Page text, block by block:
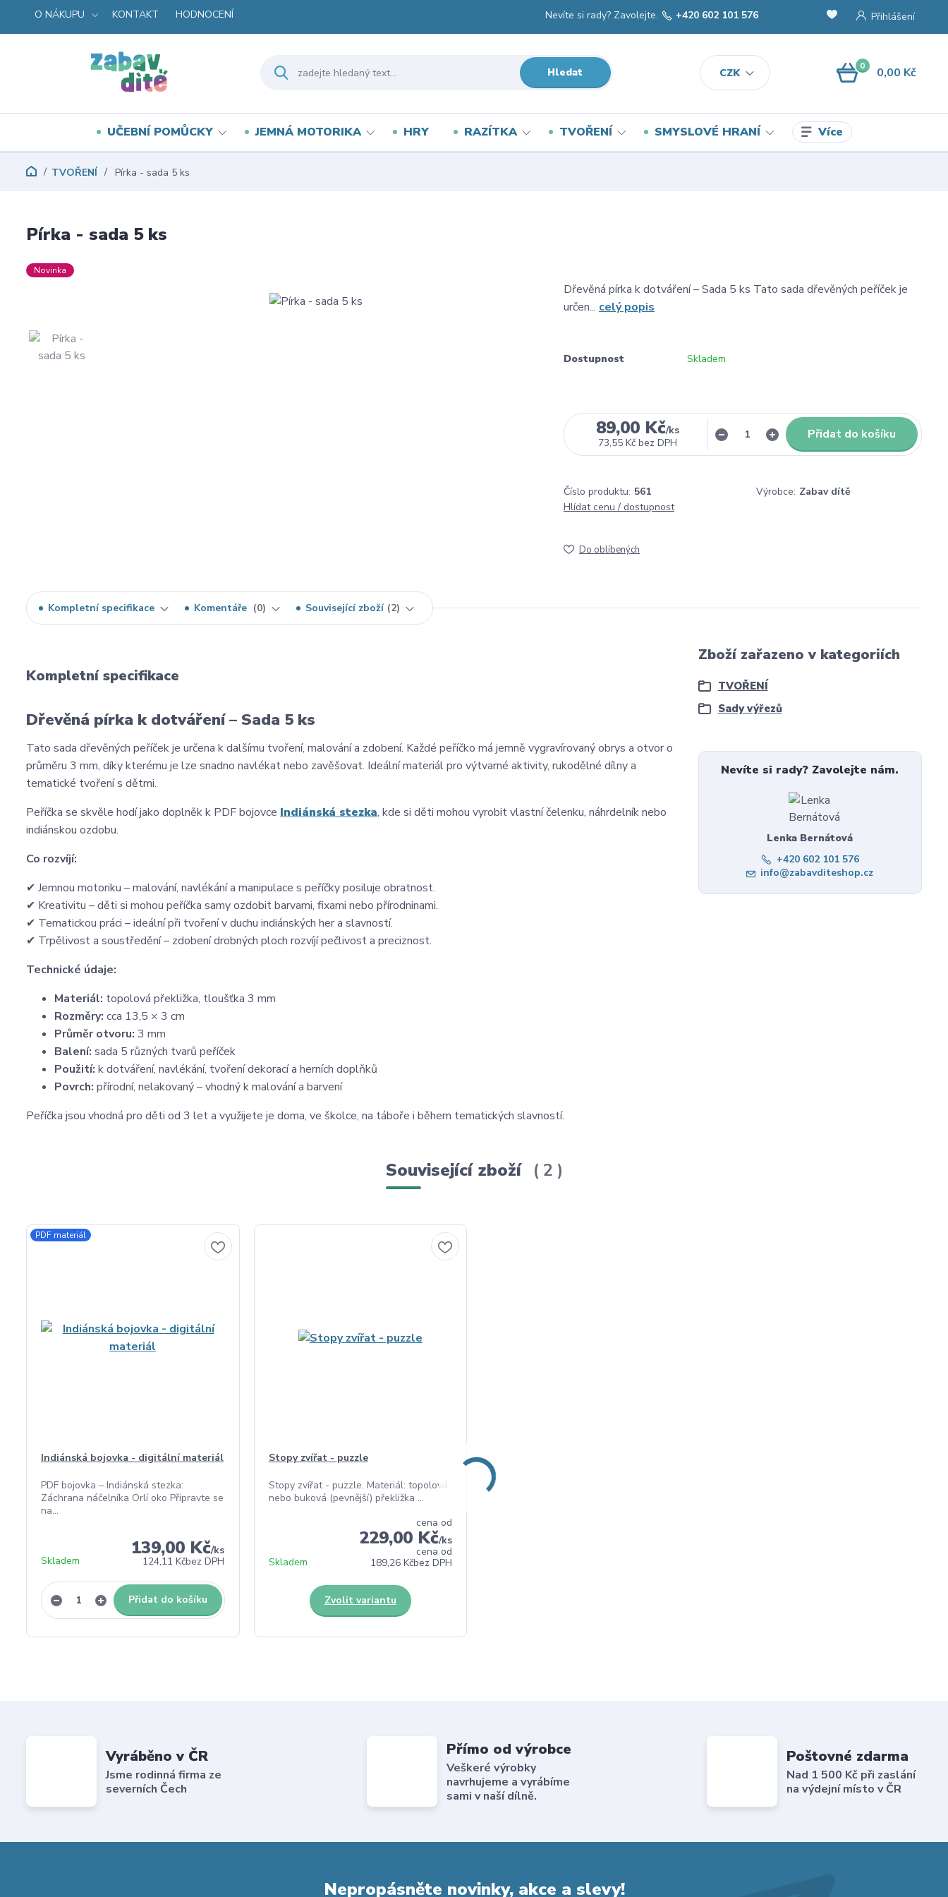
O NÁKUPU KONTAKT HODNOCENÍ
CZK
Přihlášení
Hledat
Nevíte si rady? Zavolejte. +420 602 101 576
0 0,00 Kč
UČEBNÍ POMŮCKY JEMNÁ MOTORIKA HRY RAZÍTKA TVOŘENÍ SMYSLOVÉ HRANÍ Více
TVOŘENÍ Pírka - sada 5 ks
Pírka - sada 5 ks
Novinka
Dřevěná pírka k dotváření – Sada 5 ks Tato sada dřevěných peříček je
určen... celý popis
Dostupnost Skladem
89,00 Kč/ks
73,55 Kč bez DPH
Přidat do košíku
Číslo produktu: 561 Výrobce: Zabav dítě
Hlídat cenu / dostupnost
Do oblíbených
Kompletní specifikace Komentáře 0 Související zboží 2
Kompletní specifikace
Dřevěná pírka k dotváření – Sada 5 ks
Tato sada dřevěných peříček je určena k dalšímu tvoření, malování a zdobení. Každé peříčko má jemně vygravírovaný obrys a otvor o
průměru 3 mm, díky kterému je lze snadno navlékat nebo zavěšovat. Ideální materiál pro výtvarné aktivity, rukodělné dílny a
tematické tvoření s dětmi.
Peříčka se skvěle hodí jako doplněk k PDF bojovce Indiánská stezka, kde si děti mohou vyrobit vlastní čelenku, náhrdelník nebo
indiánskou ozdobu.
Co rozvíjí:
✔ Jemnou motoriku – malování, navlékání a manipulace s peříčky posiluje obratnost.
✔ Kreativitu – děti si mohou peříčka samy ozdobit barvami, fixami nebo přírodninami.
✔ Tematickou práci – ideální při tvoření v duchu indiánských her a slavností.
✔ Trpělivost a soustředění – zdobení drobných ploch rozvíjí pečlivost a preciznost.
Technické údaje:
Materiál: topolová překližka, tloušťka 3 mm
Rozměry: cca 13,5 × 3 cm
Průměr otvoru: 3 mm
Balení: sada 5 různých tvarů peříček
Použití: k dotváření, navlékání, tvoření dekorací a herních doplňků
Povrch: přírodní, nelakovaný – vhodný k malování a barvení
Peříčka jsou vhodná pro děti od 3 let a využijete je doma, ve školce, na táboře i během tematických slavností.
Zboží zařazeno v kategoriích
TVOŘENÍ
Sady výřezů
Nevíte si rady? Zavolejte nám.
Lenka Bernátová
+420 602 101 576
info@zabavditeshop.cz
Související zboží 2
PDF materiál
Indiánská bojovka - digitální materiál
PDF bojovka – Indiánská stezka:
Záchrana náčelníka Orlí oko Připravte se
na...
139,00 Kč/ks
124,11 Kčbez DPH
Skladem
Přidat do košíku
Stopy zvířat - puzzle
Stopy zvířat - puzzle. Materiál: topolová
nebo buková (pevnější) překližka ...
cena od
229,00 Kč/ks
cena od
189,26 Kčbez DPH
Skladem
Zvolit variantu
Vyráběno v ČR
Jsme rodinná firma ze
severních Čech
Přímo od výrobce
Veškeré výrobky
navrhujeme a vyrábíme
sami v naší dílně.
Poštovné zdarma
Nad 1 500 Kč při zaslání
na výdejní místo v ČR
Nepropásněte novinky, akce a slevy!